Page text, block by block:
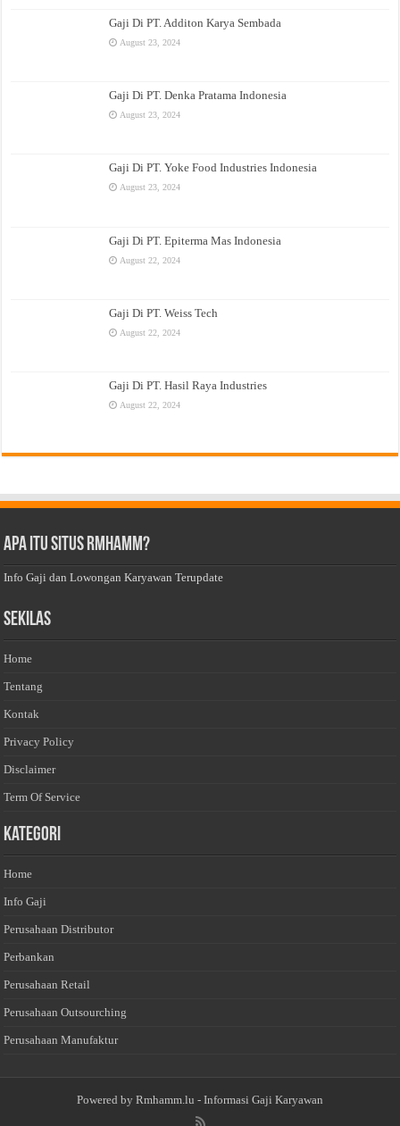
Gaji Di PT. Additon Karya Sembada
August 23, 2024
Gaji Di PT. Denka Pratama Indonesia
August 23, 2024
Gaji Di PT. Yoke Food Industries Indonesia
August 23, 2024
Gaji Di PT. Epiterma Mas Indonesia
August 22, 2024
Gaji Di PT. Weiss Tech
August 22, 2024
Gaji Di PT. Hasil Raya Industries
August 22, 2024
Apa Itu Situs Rmhamm?
Info Gaji dan Lowongan Karyawan Terupdate
Sekilas
Home
Tentang
Kontak
Privacy Policy
Disclaimer
Term Of Service
Kategori
Home
Info Gaji
Perusahaan Distributor
Perbankan
Perusahaan Retail
Perusahaan Outsourching
Perusahaan Manufaktur
Powered by Rmhamm.lu - Informasi Gaji Karyawan